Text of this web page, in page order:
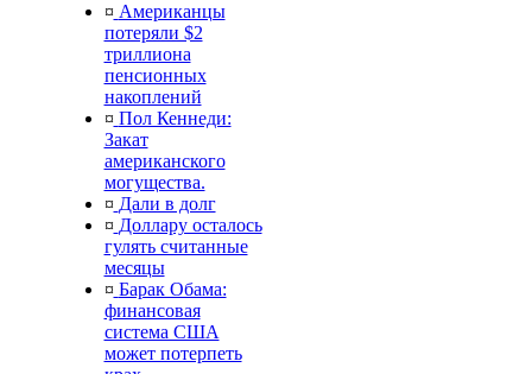
¤ Американцы
потеряли $2
триллиона
пенсионных
накоплений
¤ Пол Кеннеди:
Закат
американского
могущества.
¤ Дали в долг
¤ Доллару осталось
гулять считанные
месяцы
¤ Барак Обама:
финансовая
система США
может потерпеть